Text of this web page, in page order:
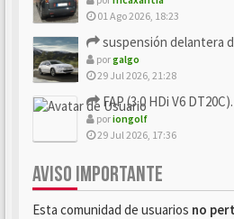
01 Ago 2026, 18:23
suspensión delantera
porgalgo
29 Jul 2026, 21:28
FAP (3.0 HDi V6 DT20C).
poriongolf
29 Jul 2026, 17:36
AVISO IMPORTANTE
Esta comunidad de usuarios no